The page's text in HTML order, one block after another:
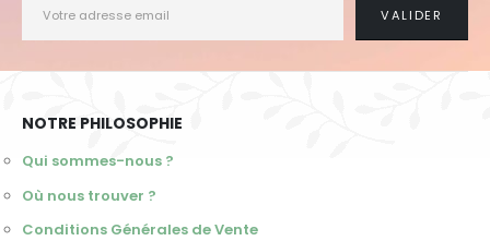
NOTRE PHILOSOPHIE
Qui sommes-nous ?
Où nous trouver ?
Conditions Générales de Vente